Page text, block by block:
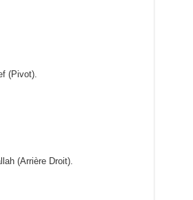
(Pivot).
(Arrière Droit).